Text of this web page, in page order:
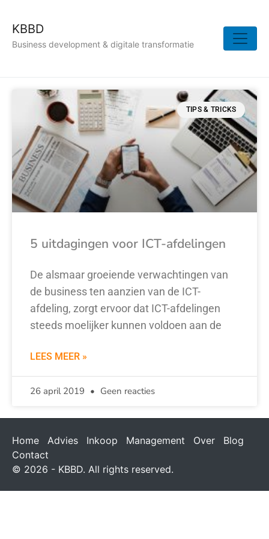
KBBD
Business development & digitale transformatie
TIPS & TRICKS
5 uitdagingen voor ICT-afdelingen
De alsmaar groeiende verwachtingen van
de business ten aanzien van de ICT-
afdeling, zorgt ervoor dat ICT-afdelingen
steeds moelijker kunnen voldoen aan de
LEES MEER »
26 april 2019 Geen reacties
Home Advies Inkoop Management Over
Blog
Contact
© 2026 - KBBD. All rights reserved.